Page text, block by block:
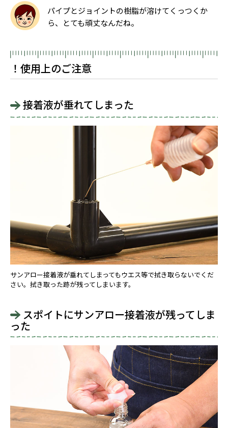
パイプとジョイントの樹脂が溶けてくっつくか
ら、とても頑丈なんだね。
！使用上のご注意
接着液が垂れてしまった
サンアロー接着液が垂れてしまってもウエス等で拭き取らないでくだ
さい。拭き取った跡が残ってしまいます。
スポイトにサンアロー接着液が残ってしま
った